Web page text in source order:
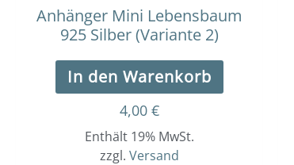
Anhänger Mini Lebensbaum
925 Silber (Variante 2)
In den Warenkorb
4,00 €
Enthält 19% MwSt.
zzgl. Versand